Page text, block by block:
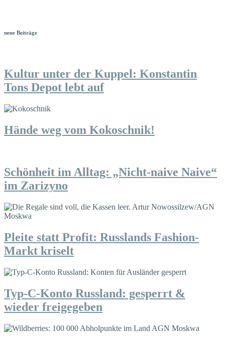
neue Beiträge
Kultur unter der Kuppel: Konstantin
Tons Depot lebt auf
Hände weg vom Kokoschnik!
Schönheit im Alltag: „Nicht-naive Naive“
im Zarizyno
Pleite statt Profit: Russlands Fashion-
Markt kriselt
Typ-C-Konto Russland: gesperrt &
wieder freigegeben